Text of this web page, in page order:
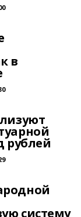
в
рублей
систему